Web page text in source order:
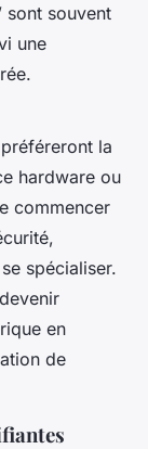
sont souvent
une
la
hardware ou
commencer
spécialiser.
en
de